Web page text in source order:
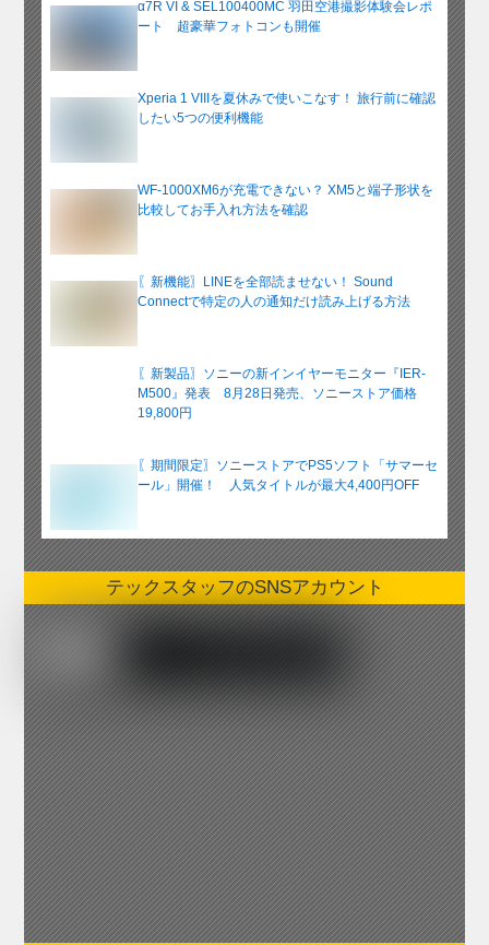
α7R VI & SEL100400MC 羽田空港撮影体験会レポ
ート 超豪華フォトコンも開催
Xperia 1 VIIIを夏休みで使いこなす！ 旅行前に確認
したい5つの便利機能
WF-1000XM6が充電できない？ XM5と端子形状を
比較してお手入れ方法を確認
〖新機能〗LINEを全部読ませない！ Sound
Connectで特定の人の通知だけ読み上げる方法
〖新製品〗ソニーの新インイヤーモニター『IER-
M500』発表 8月28日発売、ソニーストア価格
19,800円
〖期間限定〗ソニーストアでPS5ソフト「サマーセ
ール」開催！ 人気タイトルが最大4,400円OFF
テックスタッフのSNSアカウント